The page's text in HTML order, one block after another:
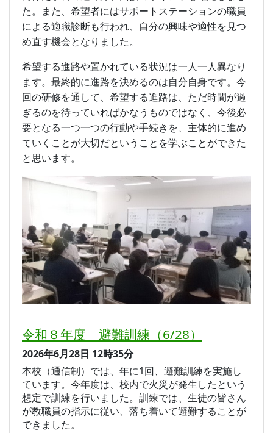
た。また、希望者にはサポートステーションの職員
による適職診断も行われ、自分の興味や適性を見つ
め直す機会となりました。
希望する進路や置かれている状況は一人一人異なり
ます。最終的に進路を決めるのは自分自身です。今
回の研修を通して、希望する進路は、ただ時間が過
ぎるのを待っていればかなうものではなく、今後必
要となる一つ一つの行動や手続きを、主体的に進め
ていくことが大切だということを学ぶことができた
と思います。
令和８年度 避難訓練（6/28）
2026年6月28日 12時35分
本校（通信制）では、年に1回、避難訓練を実施し
ています。今年度は、校内で火災が発生したという
想定で訓練を行いました。 訓練では、生徒の皆さん
が教職員の指示に従い、落ち着いて避難することが
できました。